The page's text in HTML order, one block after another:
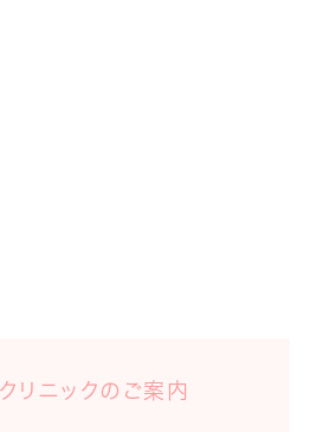
リニックのご案内